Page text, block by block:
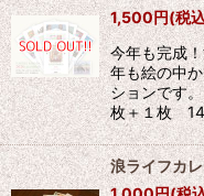
1,500円(税
今年も完成
年も絵の中
ションです
枚＋１枚 14
浪ライフカ